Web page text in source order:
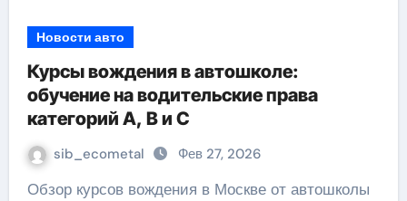
Новости авто
Курсы вождения в автошколе:
обучение на водительские права
категорий A, B и C
sib_ecometal Фев 27, 2026
Обзор курсов вождения в Москве от автошколы